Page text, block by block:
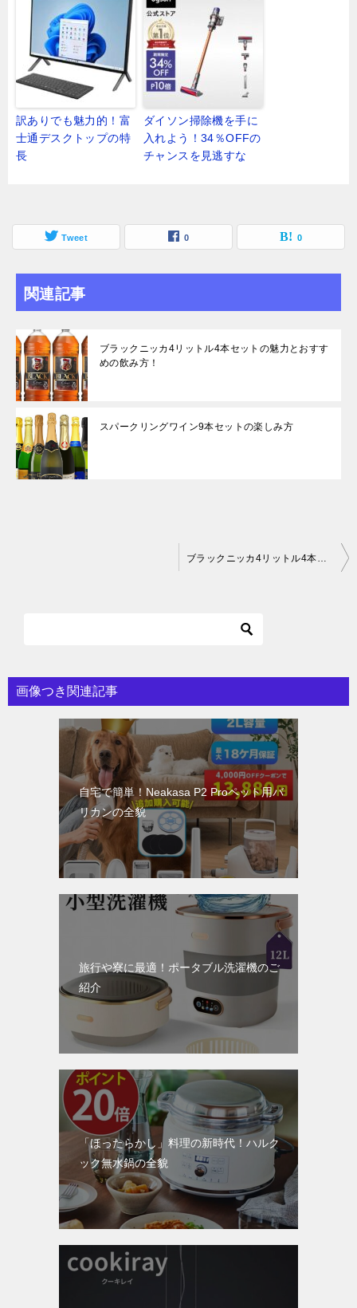
訳ありでも魅力的！富
士通デスクトップの特
長
ダイソン掃除機を手に
入れよう！34％OFFの
チャンスを見逃すな
Tweet 0 0
関連記事
ブラックニッカ4リットル4本セットの魅力とおすす
めの飲み方！
スパークリングワイン9本セットの楽しみ方
ー
シ
ブラックニッカ4リットル4本セットの魅力とおすすめの飲み方！
画像つき関連記事
自宅で簡単！Neakasa P2 Proペット用バ
リカンの全貌
旅行や寮に最適！ポータブル洗濯機のご
紹介
「ほったらかし」料理の新時代！ハルク
ック無水鍋の全貌